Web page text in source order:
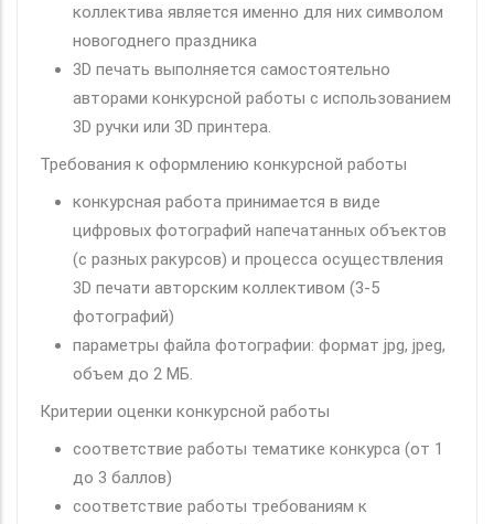
коллектива является именно для них символом
новогоднего праздника
3D печать выполняется самостоятельно
авторами конкурсной работы с использованием
3D ручки или 3D принтера.
Требования к оформлению конкурсной работы
конкурсная работа принимается в виде
цифровых фотографий напечатанных объектов
(с разных ракурсов) и процесса осуществления
3D печати авторским коллективом (3-5
фотографий)
параметры файла фотографии: формат jpg, jpeg,
объем до 2 МБ.
Критерии оценки конкурсной работы
соответствие работы тематике конкурса (от 1
до 3 баллов)
соответствие работы требованиям к